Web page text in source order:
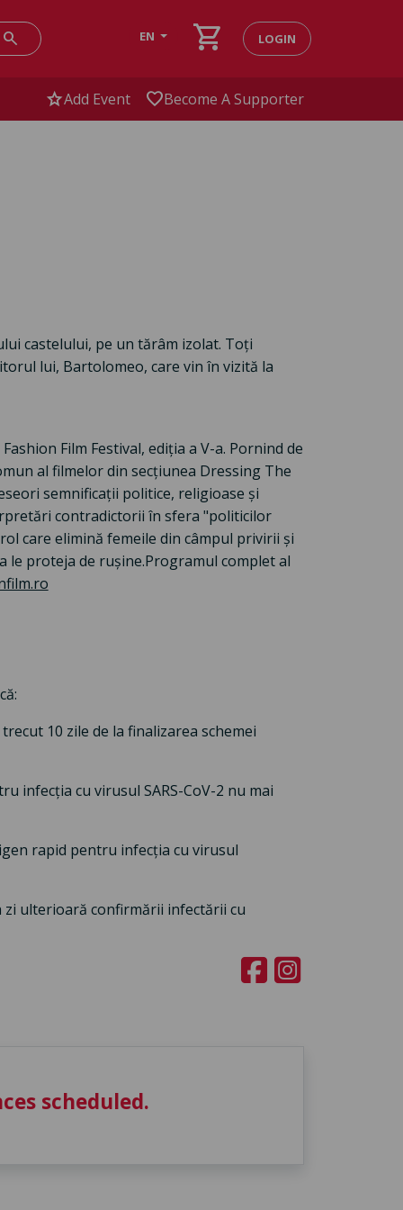
search EN shopping_cart LOGIN
starAdd Event favoriteBecome A Supporter
castelului, pe un tărâm izolat. Toți
lui, Bartolomeo, care vin în vizită la
Film Festival, ediția a V-a. Pornind de
al filmelor din secțiunea Dressing The
semnificații politice, religioase și
contradictorii în sfera "politicilor
care elimină femeile din câmpul privirii și
le proteja de rușine.Programul complet al
10 zile de la finalizarea schemei
infecția cu virusul SARS-CoV-2 nu mai
rapid pentru infecția cu virusul
zi ulterioară confirmării infectării cu
scheduled.